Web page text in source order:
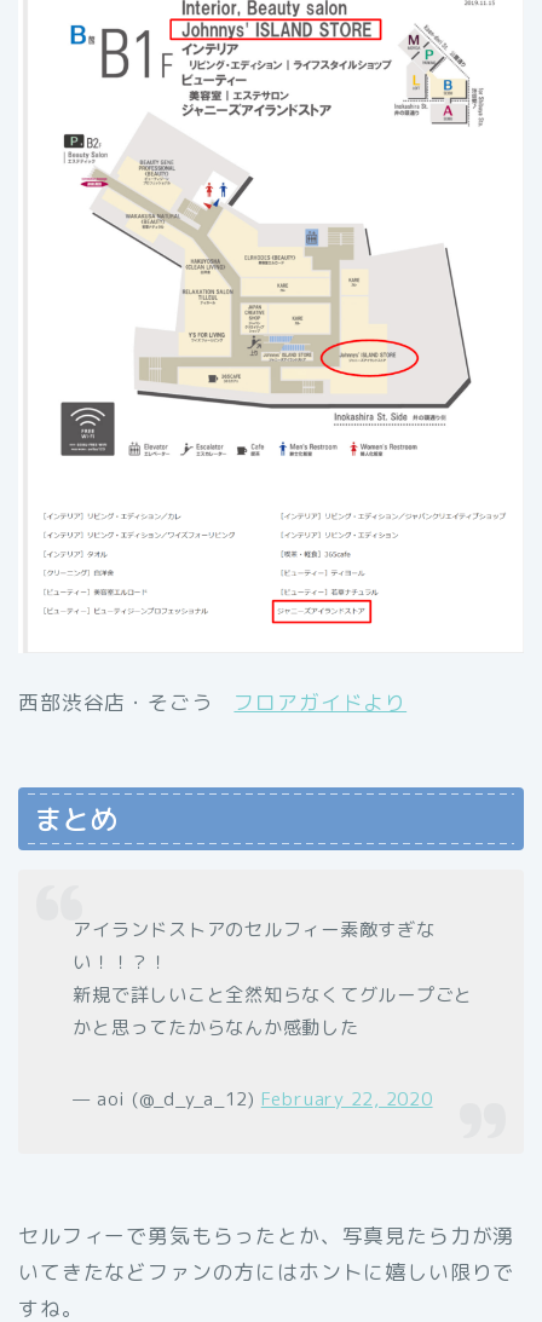
西部渋谷店・そごう フロアガイドより
まとめ
アイランドストアのセルフィー素敵すぎな
い！！？！
新規で詳しいこと全然知らなくてグループごと
かと思ってたからなんか感動した
— aoi (@_d_y_a_12) February 22, 2020
セルフィーで勇気もらったとか、写真見たら力が湧
いてきたなどファンの方にはホントに嬉しい限りで
すね。